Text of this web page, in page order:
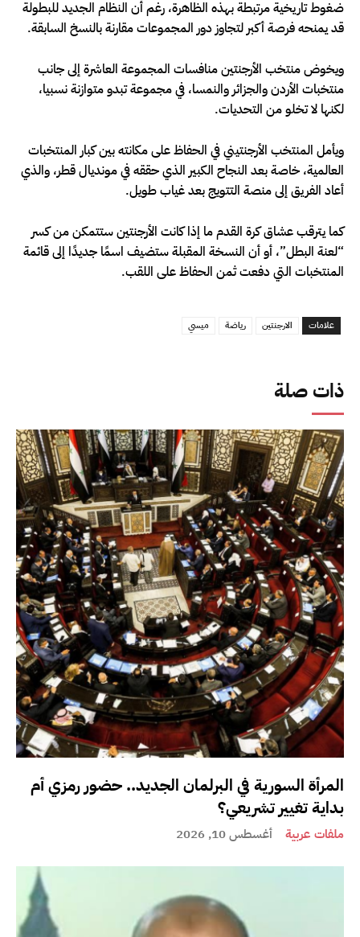
ذات صلة
المرأة السورية في البرلمان الجديد.. حضور رمزي أم
بداية تغيير تشريعي؟
ملفات عربية أغسطس 10, 2026
ضغوط تاريخية مرتبطة بهذه الظاهرة، رغم أن النظام الجديد للبطولة
قد يمنحه فرصة أكبر لتجاوز دور المجموعات مقارنة بالنسخ السابقة.
ويخوض منتخب الأرجنتين منافسات المجموعة العاشرة إلى جانب
منتخبات الأردن والجزائر والنمسا، في مجموعة تبدو متوازنة نسبيا،
لكنها لا تخلو من التحديات.
ويأمل المنتخب الأرجنتيني في الحفاظ على مكانته بين كبار المنتخبات
العالمية، خاصة بعد النجاح الكبير الذي حققه في مونديال قطر، والذي
أعاد الفريق إلى منصة التتويج بعد غياب طويل.
كما يترقب عشاق كرة القدم ما إذا كانت الأرجنتين ستتمكن من كسر
“لعنة البطل”، أو أن النسخة المقبلة ستضيف اسمًا جديدًا إلى قائمة
المنتخبات التي دفعت ثمن الحفاظ على اللقب.
علامات الارجنتين رياضة ميسي